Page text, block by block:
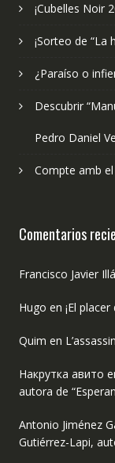
¡Cubelles Noir
¡Sorteo de “La
¿Paraíso o
Descubrir
Pedro Daniel
Compte amb
Comentarios
Francisco Javier
Hugo en ¡El
Quim en
Накрутка авито
autora de
Antonio Jiménez
Gutiérrez-Lapi,